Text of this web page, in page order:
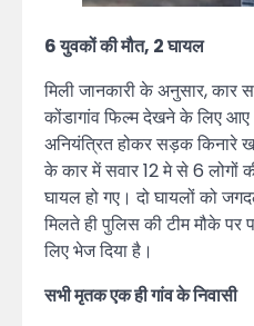
6 युवकों की मौत, 2 घायल
मिली जानकारी के अनुसार, कार
कोंडागांव फिल्म देखने के लिए आए
अनियंत्रित होकर सड़क किनारे
के कार में सवार 12 मे से 6 लोगों
घायल हो गए। दो घायलों को
मिलते ही पुलिस की टीम मौके पर
लिए भेज दिया है।
सभी मृतक एक ही गांव के निवासी